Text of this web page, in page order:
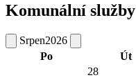
Komunální služby
Srpen2026
Po
Út
28